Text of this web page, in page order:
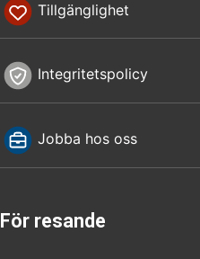
Tillgänglighet
Integritetspolicy
Jobba hos oss
För resande